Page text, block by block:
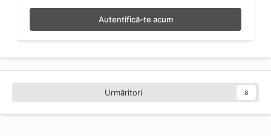
Autentifică-te acum
Urmăritori 8